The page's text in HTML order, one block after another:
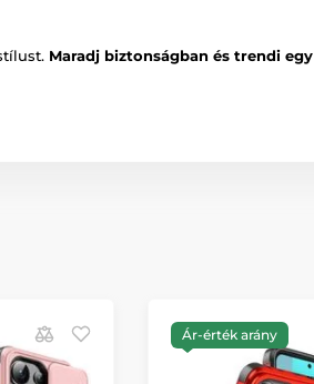
Maradj biztonságban és trendi egy
Ár-érték arány